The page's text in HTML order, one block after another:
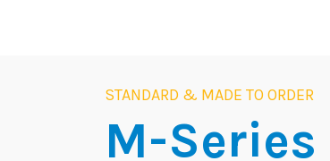
STANDARD & MADE TO ORDER
M-Series